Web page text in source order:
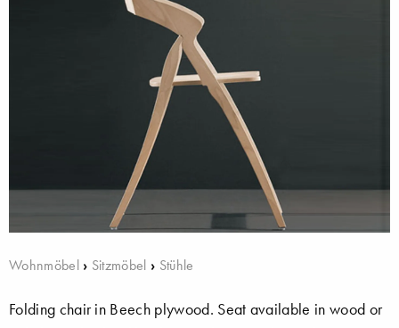
Wohnmöbel› Sitzmöbel › Stühle
Folding chair in Beech plywood. Seat available in wood or